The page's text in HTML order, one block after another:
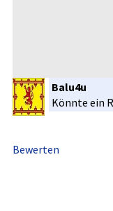
Balu4u
Könnte ein
Bewerten